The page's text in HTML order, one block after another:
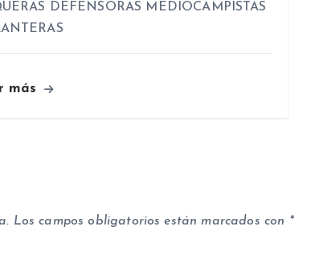
DEFENSORAS MEDIOCAMPISTAS
más
Los campos obligatorios están marcados con *